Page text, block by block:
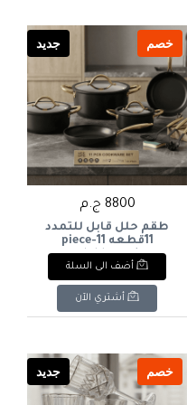
خصم جديد
8800 ج.م
طقم حلل قابل للتمدد
11قطعه 11-piece
expandable cookware
set
أضف الى السلة
أشتري الآن
خصم جديد